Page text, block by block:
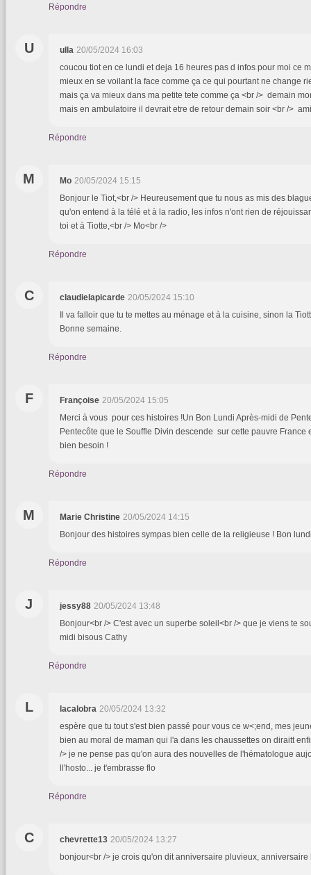
Répondre
U ulla 20/05/2024 16:03
coucou tiot en ce lundi et deja 16 heures pas d infos pour moi ce
mieux en se voilant la face comme ça ce qui pourtant ne change
mais ça va mieux dans ma petite tete comme ça <br /> demain
mais en ambulatoire il devrait etre de retour demain soir <br />
Répondre
M Mo 20/05/2024 15:15
Bonjour le Tiot,<br /> Heureusement que tu nous as mis des
qu'on entend à la télé et à la radio, les infos n'ont rien de
toi et à Tiotte,<br /> Mo<br />
Répondre
C claudielapicarde 20/05/2024 15:10
Il va falloir que tu te mettes au ménage et à la cuisine, sinon la
Bonne semaine.
Répondre
F Françoise 20/05/2024 15:05
Merci à vous pour ces histoires !Un Bon Lundi Après-midi de
Pentecôte que le Souffle Divin descende sur cette pauvre
bien besoin !
Répondre
M Marie Christine 20/05/2024 14:15
Bonjour des histoires sympas bien celle de la religieuse ! Bon
Répondre
J jessy88 20/05/2024 13:48
Bonjour<br /> C'est avec un superbe soleil<br /> que je viens te
midi bisous Cathy
Répondre
L lacalobra 20/05/2024 13:32
espère que tu tout s'est bien passé pour vous ce w<;end, mes
bien au moral de maman qui l'a dans les chaussettes on diraitt
/> je ne pense pas qu'on aura des nouvelles de l'hématologue
ll'hosto... je t'embrasse flo
Répondre
C chevrette13 20/05/2024 13:27
bonjour<br /> je crois qu'on dit anniversaire pluvieux, anniversaire